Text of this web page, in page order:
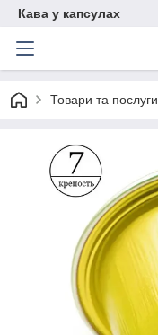
Кава у капсулах
Товари та послуги